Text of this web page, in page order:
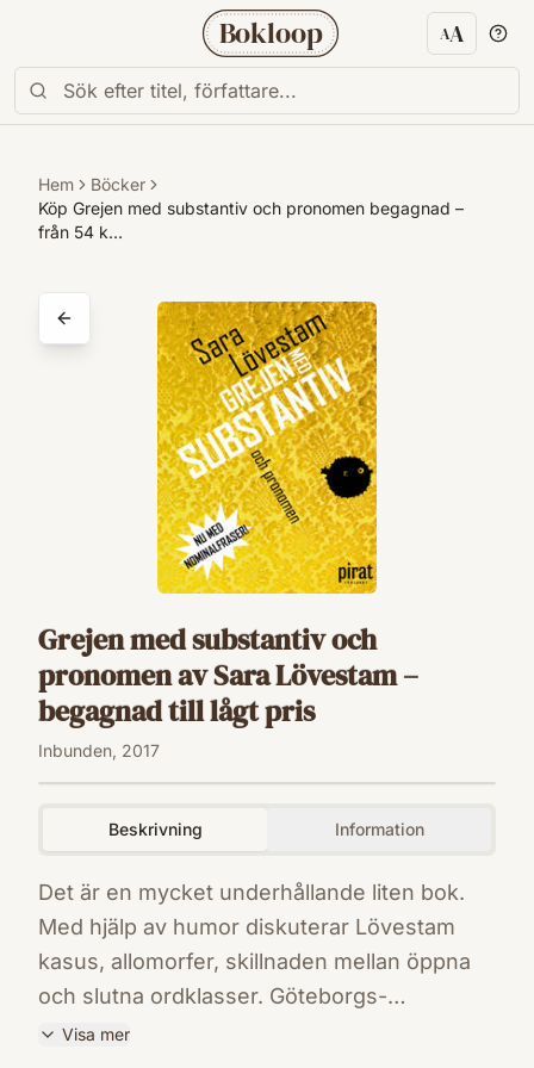
Bokloop AA
Hem
Böcker
Köp Grejen med substantiv och pronomen begagnad –
från 54 k…
Grejen med substantiv och
pronomen av Sara Lövestam –
begagnad till lågt pris
Inbunden, 2017
Beskrivning Information
Det är en mycket underhållande liten bok.
Med hjälp av humor diskuterar Lövestam
kasus, allomorfer, skillnaden mellan öppna
och slutna ordklasser. Göteborgs-
PostenVad är likheten mellan ett substantiv
Visa mer